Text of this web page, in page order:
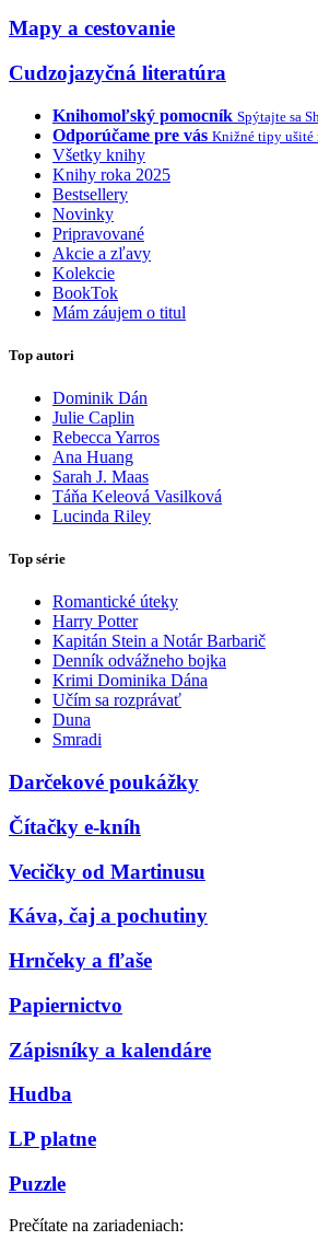
Mapy a cestovanie
Cudzojazyčná literatúra
Knihomoľský pomocník Spýtajte sa
Odporúčame pre vás Knižné tipy ušité
Všetky knihy
Knihy roka 2025
Bestsellery
Novinky
Pripravované
Akcie a zľavy
Kolekcie
BookTok
Mám záujem o titul
Top autori
Dominik Dán
Julie Caplin
Rebecca Yarros
Ana Huang
Sarah J. Maas
Táňa Keleová Vasilková
Lucinda Riley
Top série
Romantické úteky
Harry Potter
Kapitán Stein a Notár Barbarič
Denník odvážneho bojka
Krimi Dominika Dána
Učím sa rozprávať
Duna
Smradi
Darčekové poukážky
Čítačky e-kníh
Vecičky od Martinusu
Káva, čaj a pochutiny
Hrnčeky a fľaše
Papiernictvo
Zápisníky a kalendáre
Hudba
LP platne
Puzzle
Prečítate na zariadeniach: